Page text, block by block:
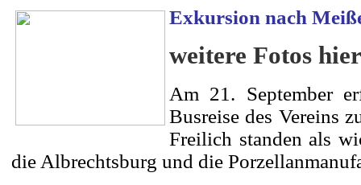
Exkursion nach
weitere Fotos
Am 21. September
Busreise des Vereins
Freilich standen als
die Albrechtsburg und die